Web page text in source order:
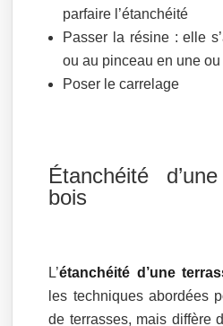
parfaire l’étanchéité
Passer la résine : elle
ou au pinceau en une
Poser le carrelage
Étanchéité
bois
L’étanchéité d’une
les techniques abordées
de terrasses, mais diffère